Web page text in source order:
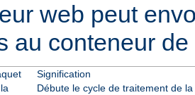
web peut
au conteneur
Signification
Débute le cycle de traitement de